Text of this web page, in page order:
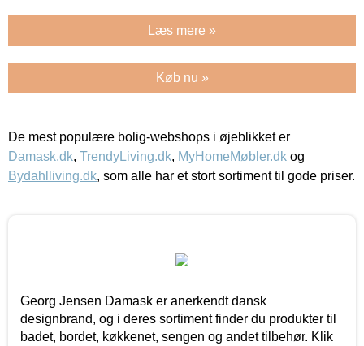
Læs mere »
Køb nu »
De mest populære bolig-webshops i øjeblikket er
Damask.dk, TrendyLiving.dk, MyHomeMøbler.dk og
Bydahlliving.dk, som alle har et stort sortiment til gode priser.
Georg Jensen Damask er anerkendt dansk
designbrand, og i deres sortiment finder du produkter til
badet, bordet, køkkenet, sengen og andet tilbehør. Klik